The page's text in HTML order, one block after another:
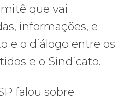
que vai
informações, e
e o diálogo entre os
e o Sindicato.
falou sobre